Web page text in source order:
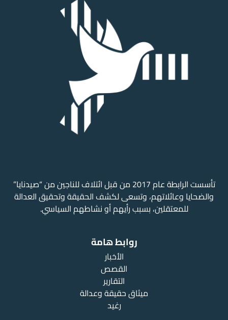
تأسست الرابطة عام 2017 من قبل ائتلاف للناجين من “صيدنايا”
والضحايا وعائلاتهم، وتسعى لكشف الحقيقة وتحقيق العدالة
للمعتقلين، بسبب رأيهم أو نشاطهم السياسي.
روابط هامة
الأخبار
القصص
التقارير
ميثاق حقيقة وعدالة
رغيد